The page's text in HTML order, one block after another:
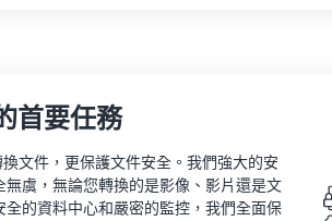
首要任務
文件，更保護文件安全。我們強大的安
虞，無論您轉換的是影像、影片還是文
的資料中心和嚴密的監控，我們全面保